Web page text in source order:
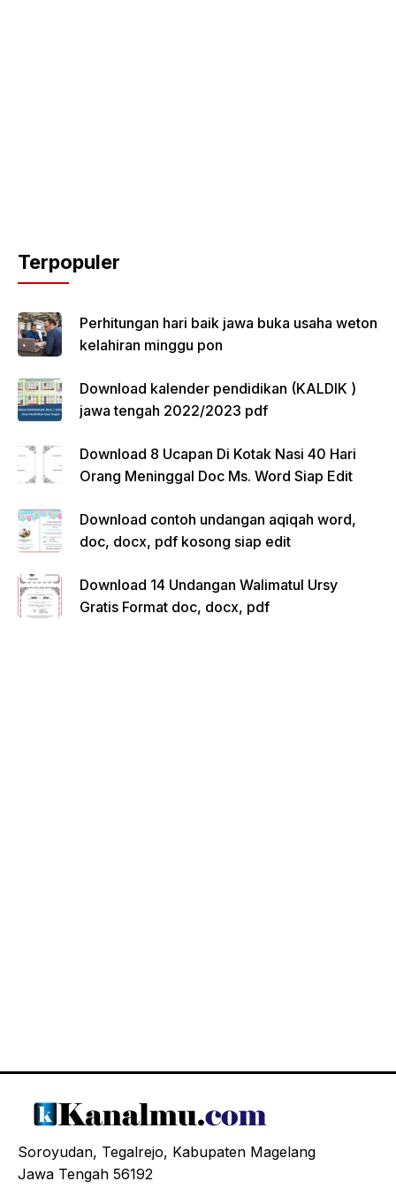
Terpopuler
Perhitungan hari baik jawa buka usaha weton
kelahiran minggu pon
Download kalender pendidikan (KALDIK )
jawa tengah 2022/2023 pdf
Download 8 Ucapan Di Kotak Nasi 40 Hari
Orang Meninggal Doc Ms. Word Siap Edit
Download contoh undangan aqiqah word,
doc, docx, pdf kosong siap edit
Download 14 Undangan Walimatul Ursy
Gratis Format doc, docx, pdf
Soroyudan, Tegalrejo, Kabupaten Magelang
Jawa Tengah 56192